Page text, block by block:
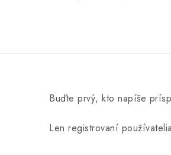
Buďte prvý, kto napíše
Len registrovaní